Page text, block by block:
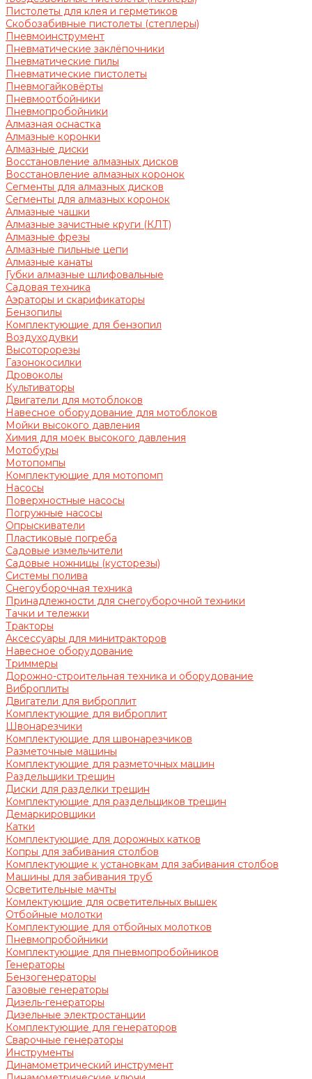
Пистолеты для клея и герметиков
Скобозабивные пистолеты (степлеры)
Пневмоинструмент
Пневматические заклёпочники
Пневматические пилы
Пневматические пистолеты
Пневмогайковёрты
Пневмоотбойники
Пневмопробойники
Алмазная оснастка
Алмазные коронки
Алмазные диски
Восстановление алмазных дисков
Восстановление алмазных коронок
Сегменты для алмазных дисков
Сегменты для алмазных коронок
Алмазные чашки
Алмазные зачистные круги (КЛТ)
Алмазные фрезы
Алмазные пильные цепи
Алмазные канаты
Губки алмазные шлифовальные
Садовая техника
Аэраторы и скарификаторы
Бензопилы
Комплектующие для бензопил
Воздуходувки
Высоторорезы
Газонокосилки
Дровоколы
Культиваторы
Двигатели для мотоблоков
Навесное оборудование для мотоблоков
Мойки высокого давления
Химия для моек высокого давления
Мотобуры
Мотопомпы
Комплектующие для мотопомп
Насосы
Поверхностные насосы
Погружные насосы
Опрыскиватели
Пластиковые погреба
Садовые измельчители
Садовые ножницы (кусторезы)
Системы полива
Снегоуборочная техника
Принадлежности для снегоуборочной техники
Тачки и тележки
Тракторы
Аксессуары для минитракторов
Навесное оборудование
Триммеры
Дорожно-строительная техника и оборудование
Виброплиты
Двигатели для виброплит
Комплектующие для виброплит
Швонарезчики
Комплектующие для швонарезчиков
Разметочные машины
Комплектующие для разметочных машин
Раздельщики трещин
Диски для разделки трещин
Комплектующие для раздельщиков трещин
Демаркировщики
Катки
Комплектующие для дорожных катков
Копры для забивания столбов
Комплектующие к установкам для забивания столбов
Машины для забивания труб
Осветительные мачты
Комлектующие для осветительных вышек
Отбойные молотки
Комплектующие для отбойных молотков
Пневмопробойники
Комплектующие для пневмопробойников
Генераторы
Бензогенераторы
Газовые генераторы
Дизель-генераторы
Дизельные электростанции
Комплектующие для генераторов
Сварочные генераторы
Инструменты
Динамометрический инструмент